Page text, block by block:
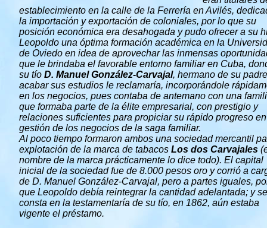
establecimiento en la calle de la Ferrería en Avilés,
la importación y exportación de coloniales, por lo que su
posición económica era desahogada y pudo ofrecer a su
Leopoldo una óptima formación académica en la
de Oviedo en idea de aprovechar las inmensas
que le brindaba el favorable entorno familiar en Cuba,
su tío D. Manuel González-Carvajal, hermano de su
acabar sus estudios le reclamaría, incorporándole
en los negocios, pues contaba de antemano con una
que formaba parte de la élite empresarial, con prestigio y
relaciones suficientes para propiciar su rápido progreso
gestión de los negocios de la saga familiar.
Al poco tiempo formaron ambos una sociedad mercantil
explotación de la marca de tabacos Los dos Carvajales
nombre de la marca prácticamente lo dice todo). El capital
inicial de la sociedad fue de 8.000 pesos oro y corrió a
de D. Manuel González-Carvajal, pero a partes iguales,
que Leopoldo debía reintegrar la cantidad adelantada; y
consta en la testamentaría de su tío, en 1862, aún estaba
vigente el préstamo.